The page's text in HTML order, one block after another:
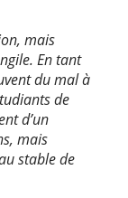
mais
En tant
du mal à
de
d’un
mais
stable de